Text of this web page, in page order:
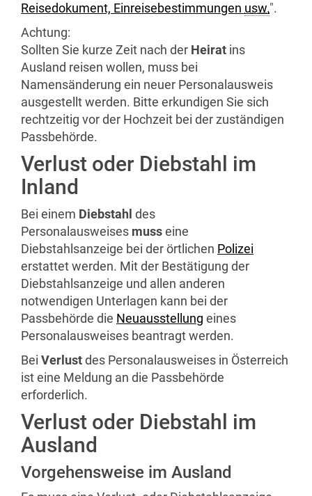
Reisedokument, Einreisebestimmungen usw.".
Achtung:
Sollten Sie kurze Zeit nach der Heirat ins
Ausland reisen wollen, muss bei
Namensänderung ein neuer Personalausweis
ausgestellt werden. Bitte erkundigen Sie sich
rechtzeitig vor der Hochzeit bei der zuständigen
Passbehörde.
Verlust oder Diebstahl im
Inland
Bei einem Diebstahl des
Personalausweises musseine
Diebstahlsanzeige bei der örtlichen Polizei
erstattet werden. Mit der Bestätigung der
Diebstahlsanzeige und allen anderen
notwendigen Unterlagen kann bei der
Passbehörde die Neuausstellung eines
Personalausweises beantragt werden.
Bei Verlustdes Personalausweises in Österreich
ist eine Meldung an die Passbehörde
erforderlich.
Verlust oder Diebstahl im
Ausland
Vorgehensweise im Ausland